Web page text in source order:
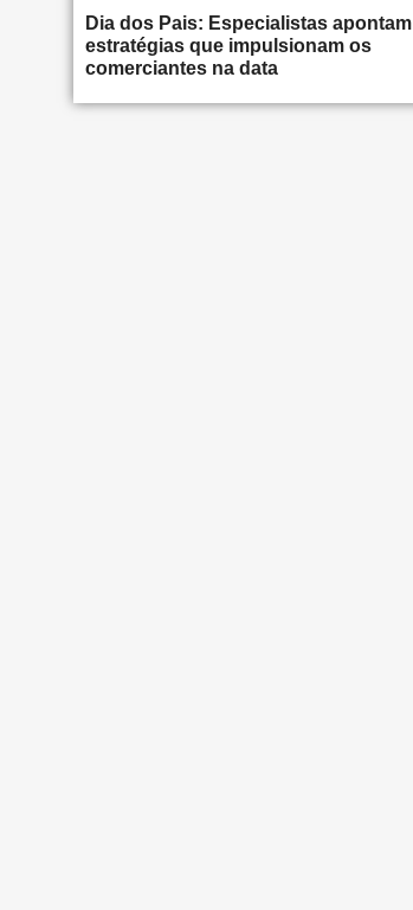
Dia dos Pais: Especialistas apontam
estratégias que impulsionam os
comerciantes na data